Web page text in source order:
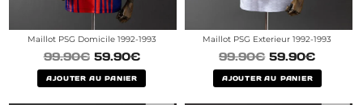
Maillot PSG Domicile 1992-1993
99.90€ 59.90€
AJOUTER AU PANIER
Maillot PSG Exterieur 1992-1993
99.90€ 59.90€
AJOUTER AU PANIER